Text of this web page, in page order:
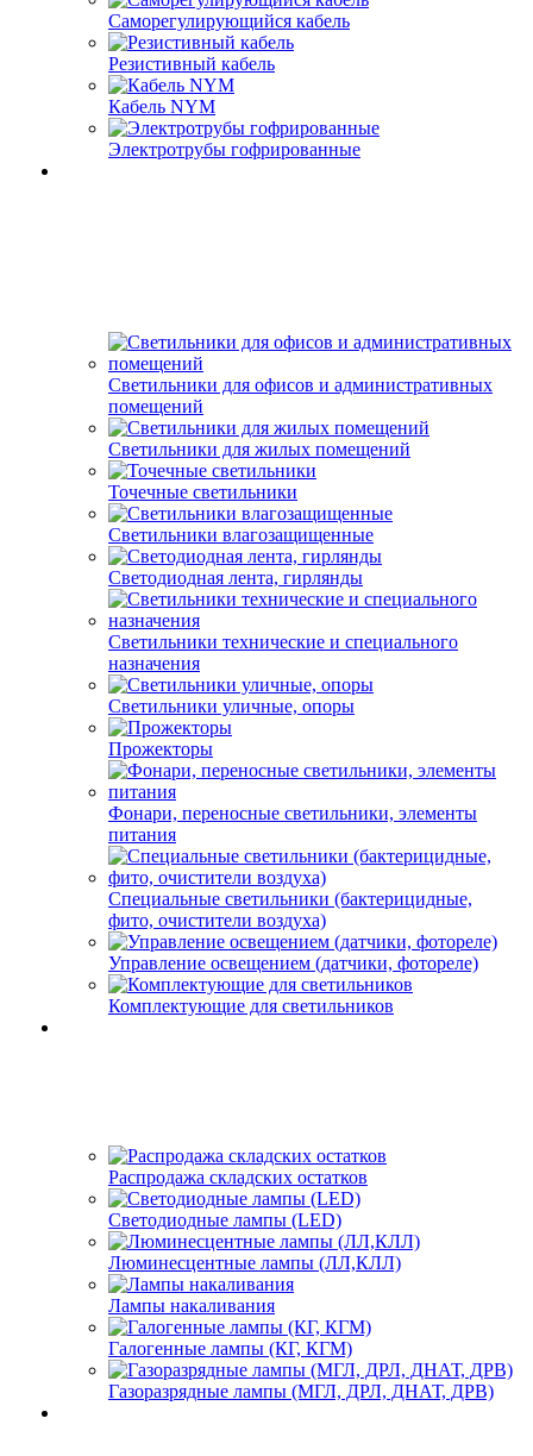
Саморегулирующийся кабель
Резистивный кабель
Кабель NYM
Электротрубы гофрированные
Светильники для офисов и административных
помещений
Светильники для жилых помещений
Точечные светильники
Светильники влагозащищенные
Светодиодная лента, гирлянды
Светильники технические и специального
назначения
Светильники уличные, опоры
Прожекторы
Фонари, переносные светильники, элементы
питания
Специальные светильники (бактерицидные,
фито, очистители воздуха)
Управление освещением (датчики, фотореле)
Комплектующие для светильников
Распродажа складских остатков
Светодиодные лампы (LED)
Люминесцентные лампы (ЛЛ,КЛЛ)
Лампы накаливания
Галогенные лампы (КГ, КГМ)
Газоразрядные лампы (МГЛ, ДРЛ, ДНАТ, ДРВ)